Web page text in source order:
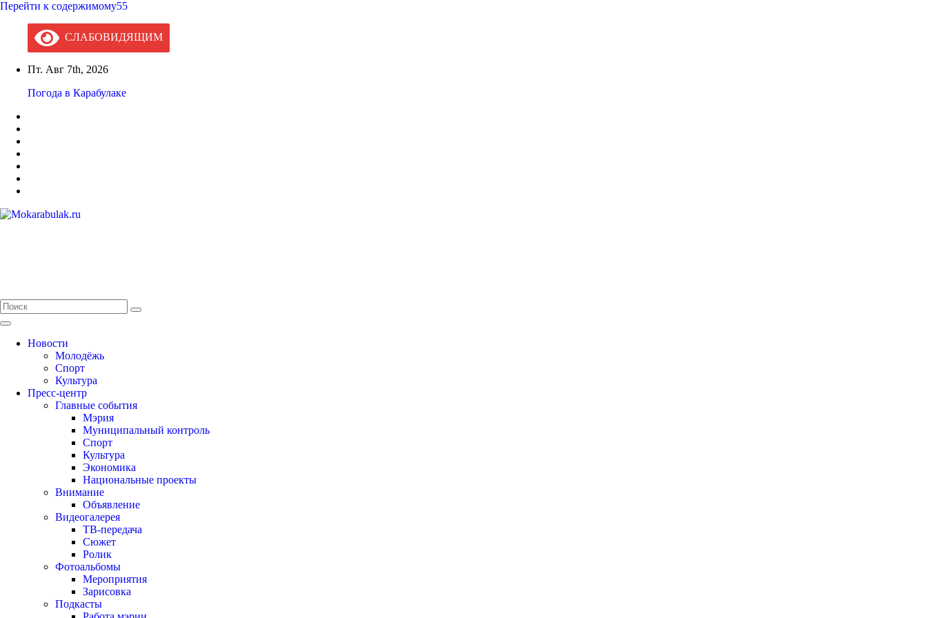
Перейти к содержимому55
СЛАБОВИДЯЩИМ
Пт. Авг 7th, 2026
Погода в Карабулаке
Новости
Молодёжь
Спорт
Культура
Пресс-центр
Главные события
Мэрия
Муниципальный контроль
Спорт
Культура
Экономика
Национальные проекты
Внимание
Объявление
Видеогалерея
ТВ-передача
Сюжет
Ролик
Фотоальбомы
Мероприятия
Зарисовка
Подкасты